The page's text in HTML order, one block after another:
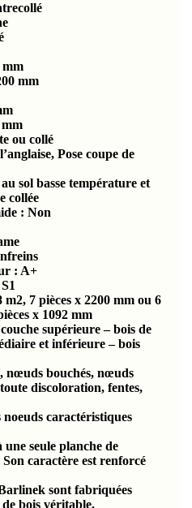
mm
mm
mm
ou collé
Pose coupe de
sol basse température et
collée
: Non
: A+
m2, 7 pièces x 2200 mm ou 6
x 1092 mm
supérieure – bois de
et inférieure – bois
nœuds bouchés, nœuds
discoloration, fentes,
noeuds caractéristiques
seule planche de
caractère est renforcé
sont fabriquées
bois véritable.